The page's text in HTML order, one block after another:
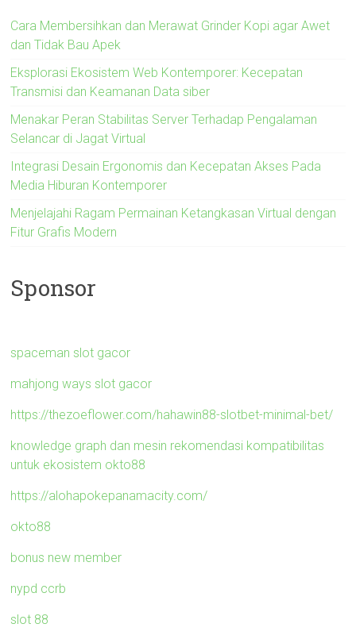
Cara Membersihkan dan Merawat Grinder Kopi agar Awet
dan Tidak Bau Apek
Eksplorasi Ekosistem Web Kontemporer: Kecepatan
Transmisi dan Keamanan Data siber
Menakar Peran Stabilitas Server Terhadap Pengalaman
Selancar di Jagat Virtual
Integrasi Desain Ergonomis dan Kecepatan Akses Pada
Media Hiburan Kontemporer
Menjelajahi Ragam Permainan Ketangkasan Virtual dengan
Fitur Grafis Modern
Sponsor
spaceman slot gacor
mahjong ways slot gacor
https://thezoeflower.com/hahawin88-slotbet-minimal-bet/
knowledge graph dan mesin rekomendasi kompatibilitas
untuk ekosistem okto88
https://alohapokepanamacity.com/
okto88
bonus new member
nypd ccrb
slot 88